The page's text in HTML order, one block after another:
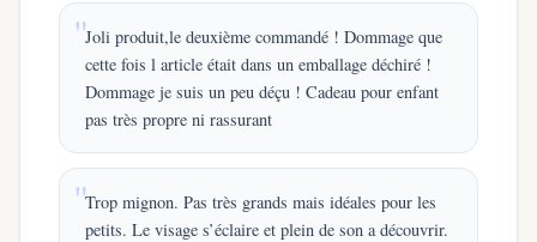
Joli produit,le deuxième commandé ! Dommage que
cette fois l article était dans un emballage déchiré !
Dommage je suis un peu déçu ! Cadeau pour enfant
pas très propre ni rassurant
Trop mignon. Pas très grands mais idéales pour les
petits. Le visage s’éclaire et plein de son a découvrir.